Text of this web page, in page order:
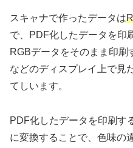
スキャナで作ったデータは
で、PDF化したデータを印
RGBデータ をそのまま印刷
などのディスプレイ上で見
てしいます。
PDF化したデータを印刷す
に変換することで、色味の